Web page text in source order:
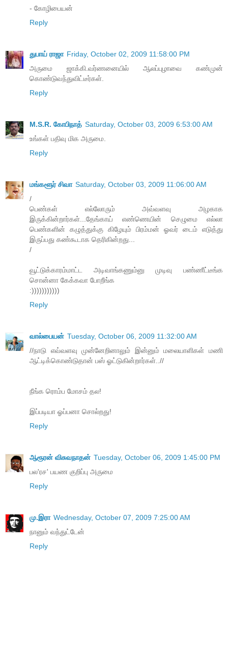
- கோழிபையன்
Reply
துபாய் ராஜா Friday, October 02, 2009 11:58:00 PM
அருமை ஜாக்கி.வர்ணனையில் ஆலப்புழாவை கண்முன்
கொண்டுவந்துவிட்டீர்கள்.
Reply
M.S.R. கோபிநாத் Saturday, October 03, 2009 6:53:00 AM
உங்கள் பதிவு மிக அருமை.
Reply
மங்களூர் சிவா Saturday, October 03, 2009 11:06:00 AM
/
பெண்கள் எல்லோரும் அவ்வளவு அழகாக
இருக்கின்றார்கள்...தேங்காய் எண்ணெயின் செழுமை எல்லா
பெண்களின் கழுத்துக்கு கிழேயும் பிரம்மன் ஓவர் டைம் எடுத்து
இருப்பது கண்கூடாக தெரிகின்றது...
/
வூட்டுக்காரம்மாட்ட அடிவாங்கணும்னு முடிவு பண்ணீட்டீங்க
சொன்னா கேக்கவா போறீங்க
:)))))))))))
Reply
வால்பையன் Tuesday, October 06, 2009 11:32:00 AM
//நாடு எவ்வளவு முன்னேறினாலும் இன்னும் மலையாளிகள் மணி
ஆட்டிக்கொண்டுதான் பஸ் ஓட்டுகின்றார்கள்..//
நீங்க ரொம்ப மோசம் தல!
இப்படியா ஓப்பனா சொல்றது!
Reply
ஆரூரன் விசுவநாதன் Tuesday, October 06, 2009 1:45:00 PM
பல'ரச' பயண குறிப்பு அருமை
Reply
மு.இரா Wednesday, October 07, 2009 7:25:00 AM
நானும் வந்துட்டேன்
Reply